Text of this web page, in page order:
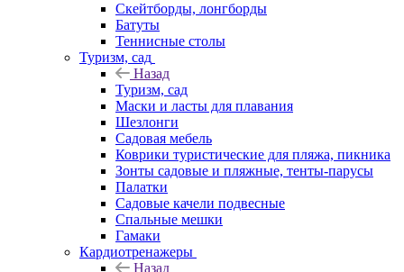
Скейтборды, лонгборды
Батуты
Теннисные столы
Туризм, сад
Назад
Туризм, сад
Маски и ласты для плавания
Шезлонги
Садовая мебель
Коврики туристические для пляжа, пикника
Зонты садовые и пляжные, тенты-парусы
Палатки
Садовые качели подвесные
Спальные мешки
Гамаки
Кардиотренажеры
Назад